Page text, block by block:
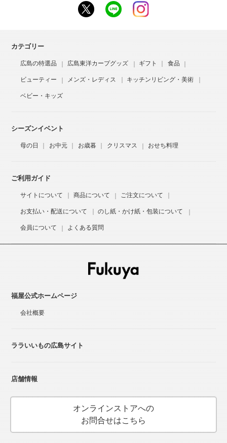
カテゴリー
広島の特選品 広島東洋カープグッズ ギフト 食品
ビューティー メンズ・レディス キッチンリビング・美術
ベビー・キッズ
シーズンイベント
母の日 お中元 お歳暮 クリスマス おせち料理
ご利用ガイド
サイトについて 商品について ご注文について
お支払い・配送について のし紙・かけ紙・包装について
会員について よくある質問
福屋公式ホームページ
会社概要
ララいいもの広島サイト
店舗情報
オンラインストアへの
お問合せはこちら